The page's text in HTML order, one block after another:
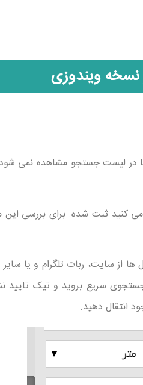
ویندوزی
در لیست جستجو مشاهده نمی
کنید ثبت شده. برای بررسی
از سایت، ربات تلگرام و یا سایر
سریع بروید و تیک تایید
انتقال دهید.